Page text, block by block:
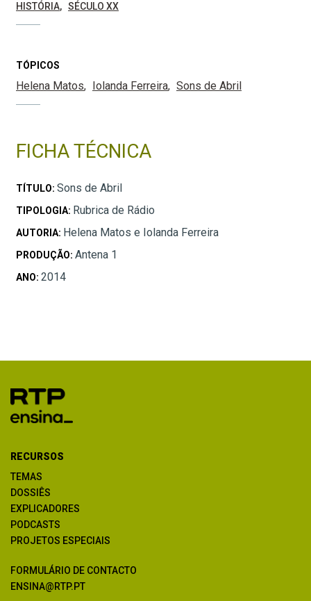
HISTÓRIA
SÉCULO XX
TÓPICOS
Helena Matos Iolanda Ferreira Sons de Abril
FICHA TÉCNICA
TÍTULO: Sons de Abril
TIPOLOGIA: Rubrica de Rádio
AUTORIA: Helena Matos e Iolanda Ferreira
PRODUÇÃO: Antena 1
ANO: 2014
RECURSOS
TEMAS
DOSSIÊS
EXPLICADORES
PODCASTS
PROJETOS ESPECIAIS
FORMULÁRIO DE CONTACTO
ENSINA@RTP.PT